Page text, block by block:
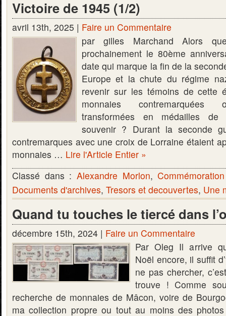
Victoire de 1945 (1/2)
avril 13th, 2025 | Faire un Commentaire
par gilles Marchand Alors
prochainement le 80ème
date qui marque la fin de la
Europe et la chute du régime
revenir sur les témoins de cette
monnaies contremarquées
transformées en médailles
souvenir ? Durant la seconde
contremarques avec une croix de Lorraine étaient
monnaies … Lire l'Article Entier »
Classé dans : Alexandre Morlon,
Documents d'archives, Tresors et decouvertes, Une
Quand tu touches le tiercé dans
décembre 15th, 2024 | Faire un Commentaire
Par Oleg Il arrive
Noël encore, il suffit
ne pas chercher,
trouve ! Comme
recherche de monnaies de Mâcon, voire de
ma collection propre ou tout au moins des